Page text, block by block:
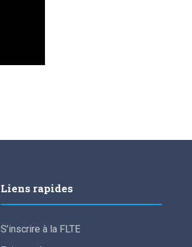
Liens rapides
S’inscrire à la FLTE